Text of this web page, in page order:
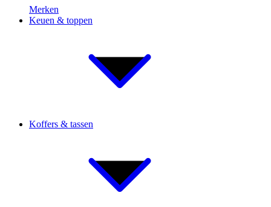
Merken
Keuen & toppen
Koffers & tassen